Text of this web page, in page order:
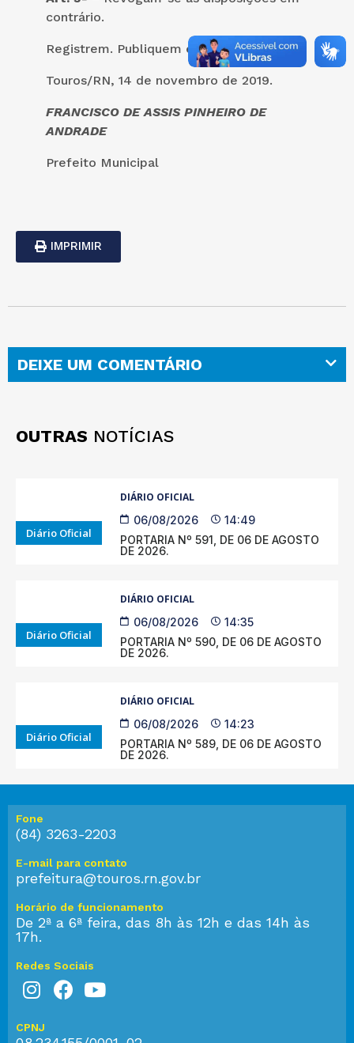
contrário.
Registrem. Publiquem e cumpram.
Touros/RN, 14 de novembro de 2019.
FRANCISCO DE ASSIS PINHEIRO DE
ANDRADE
Prefeito Municipal
IMPRIMIR
DEIXE UM COMENTÁRIO
OUTRAS NOTÍCIAS
Diário Oficial
DIÁRIO OFICIAL
06/08/2026
14:49
PORTARIA Nº 591, DE 06 DE AGOSTO
DE 2026.
Diário Oficial
DIÁRIO OFICIAL
06/08/2026
14:35
PORTARIA Nº 590, DE 06 DE AGOSTO
DE 2026.
Diário Oficial
DIÁRIO OFICIAL
06/08/2026
14:23
PORTARIA Nº 589, DE 06 DE AGOSTO
DE 2026.
Fone
(84) 3263-2203
E-mail para contato
prefeitura@touros.rn.gov.br
Horário de funcionamento
De 2ª a 6ª feira, das 8h às 12h e das 14h às
17h.
Redes Sociais
CPNJ